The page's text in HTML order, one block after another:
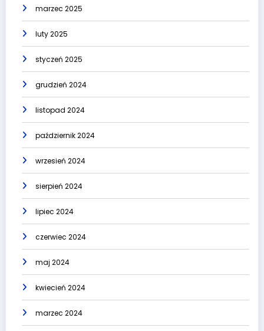
marzec 2025
luty 2025
styczeń 2025
grudzień 2024
listopad 2024
październik 2024
wrzesień 2024
sierpień 2024
lipiec 2024
czerwiec 2024
maj 2024
kwiecień 2024
marzec 2024